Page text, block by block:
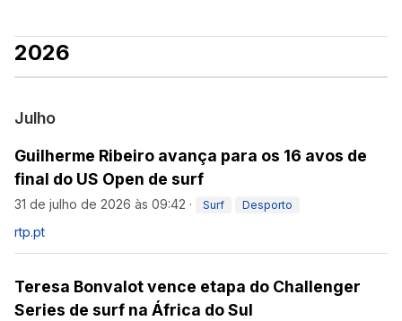
2026
Julho
Guilherme Ribeiro avança para os 16 avos de
final do US Open de surf
31 de julho de 2026 às 09:42 · Surf Desporto
rtp.pt
Teresa Bonvalot vence etapa do Challenger
Series de surf na África do Sul